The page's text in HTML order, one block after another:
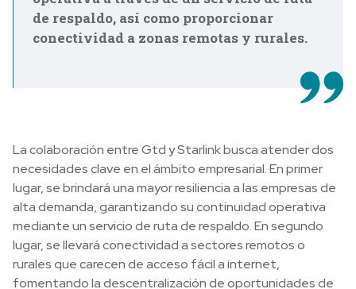
de respaldo, así como proporcionar
conectividad a zonas remotas y rurales.
La colaboración entre Gtd y Starlink busca atender dos
necesidades clave en el ámbito empresarial. En primer
lugar, se brindará una mayor resiliencia a las empresas de
alta demanda, garantizando su continuidad operativa
mediante un servicio de ruta de respaldo. En segundo
lugar, se llevará conectividad a sectores remotos o
rurales que carecen de acceso fácil a internet,
fomentando la descentralización de oportunidades de